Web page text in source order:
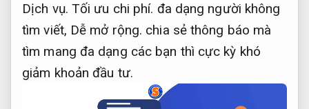
Dịch vụ. Tối ưu chi phí. đa dạng người không
tìm viết, Dễ mở rộng. chia sẻ thông báo mà
tìm mang đa dạng các bạn thì cực kỳ khó
giảm khoản đầu tư.